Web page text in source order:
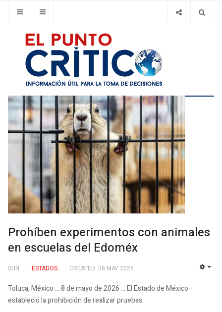
Prohíben experimentos con animales
en escuelas del Edoméx
SUN ESTADOS CREATED: 08 MAY 2026
Toluca, México ::: 8 de mayo de 2026 ::: El Estado de México
estableció la prohibición de realizar pruebas